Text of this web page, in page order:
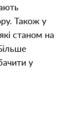
Також у
станом на
у